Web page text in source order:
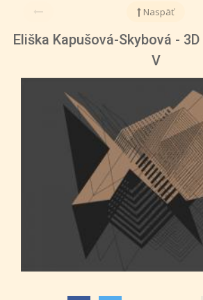
Naspäť
Eliška Kapušová-Skybová -
V